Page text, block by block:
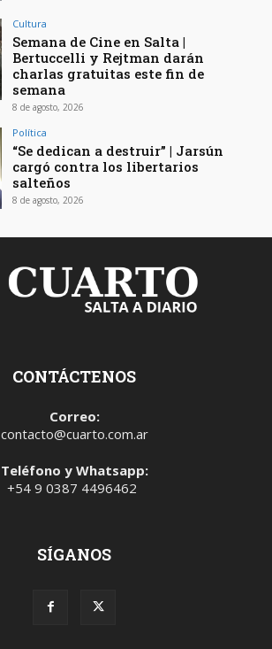
Cultura
Semana de Cine en Salta |
Bertuccelli y Rejtman darán
charlas gratuitas este fin de
semana
8 de agosto, 2026
Política
“Se dedican a destruir” | Jarsún
cargó contra los libertarios
salteños
8 de agosto, 2026
CONTÁCTENOS
Correo:
contacto@cuarto.com.ar
Teléfono y Whatsapp:
+54 9 0387 4496462
SÍGANOS